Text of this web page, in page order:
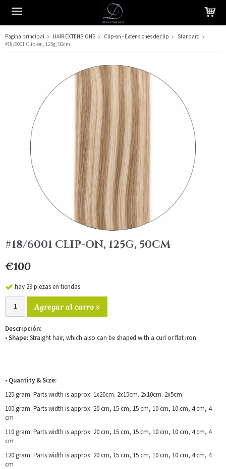
El producto ha sido añadido a su carrito
Página principal HAIR EXTENSIONS Clip-on - Extensiones de clip
Standard
#18/6001 Clip-on, 125g, 50cm
#18/6001 CLIP-ON, 125G, 50CM
€100
hay 29 piezas en tiendas
Agregar al carro »
Descripción:
•Shape:Straight hair, which also can be shaped with a curl or flat iron.
• Quantity & Size:
125 gram: Parts width is approx: 1x20cm. 2x15cm. 2x10cm. 2x5cm.
100 gram: Parts width is approx: 20 cm, 15 cm, 15 cm, 10 cm, 10 cm, 4 cm, 4
cm
110 gram: Parts width is approx: 20 cm, 15 cm, 15 cm, 10 cm, 10 cm, 4 cm, 4
cm
120 gram: Parts width is approx: 20 cm, 15 cm, 15 cm, 10 cm, 10 cm, 4 cm, 4
cm